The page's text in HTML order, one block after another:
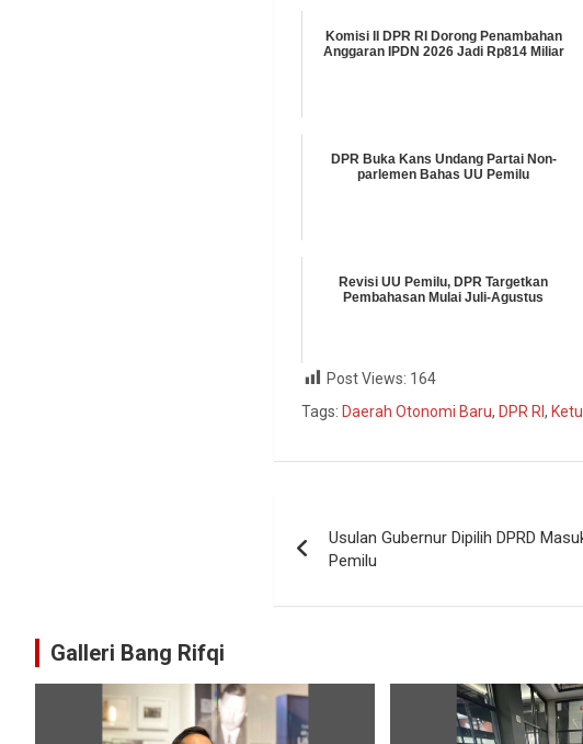
Komisi II DPR RI Dorong Penambahan
Anggaran IPDN 2026 Jadi Rp814 Miliar
DPR Buka Kans Undang Partai Non-
parlemen Bahas UU Pemilu
Revisi UU Pemilu, DPR Targetkan
Pembahasan Mulai Juli-Agustus
Post Views: 164
Tags: Daerah Otonomi Baru, DPR RI,
Usulan Gubernur Dipilih DPRD
Pemilu
Galleri Bang Rifqi